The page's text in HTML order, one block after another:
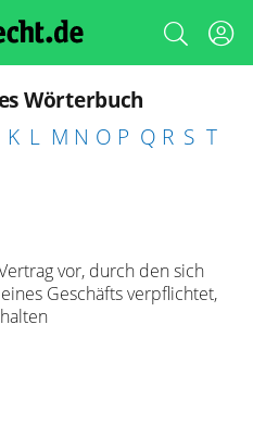
Wörterbuch
K L M N O P Q R S T
vor, durch den sich
Geschäfts verpflichtet,